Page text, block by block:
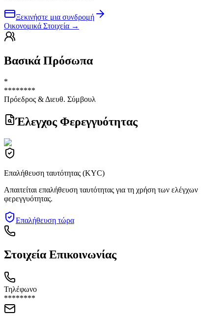
Ξεκινήστε μια συνδρομή
Οικονομικά Στοιχεία →
Βασικά Πρόσωπα
*
********
Πρόεδρος & Διευθ. Σύμβουλ
Έλεγχος Φερεγγυότητας
Επαλήθευση ταυτότητας (KYC)
Απαιτείται επαλήθευση ταυτότητας για τη χρήση των ελέγχων
φερεγγυότητας.
Επαλήθευση τώρα
Στοιχεία Επικοινωνίας
Τηλέφωνο
********